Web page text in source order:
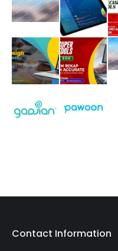
Contact Information